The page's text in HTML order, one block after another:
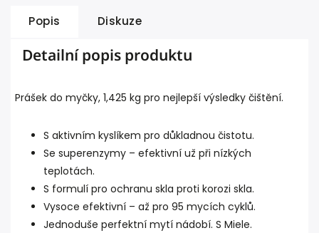
Popis Diskuze
Detailní popis produktu
Prášek do myčky, 1,425 kg pro nejlepší výsledky čištění.
S aktivním kyslíkem pro důkladnou čistotu.
Se superenzymy – efektivní už při nízkých
teplotách.
S formulí pro ochranu skla proti korozi skla.
Vysoce efektivní – až pro 95 mycích cyklů.
Jednoduše perfektní mytí nádobí. S Miele.